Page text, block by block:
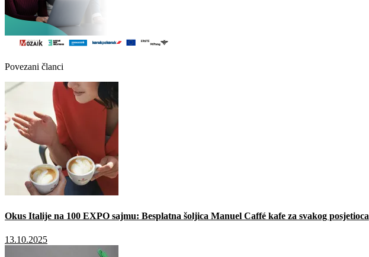
Povezani članci
Okus Italije na 100 EXPO sajmu: Besplatna šoljica Manuel Caffé kafe za svakog posjetioca
13.10.2025